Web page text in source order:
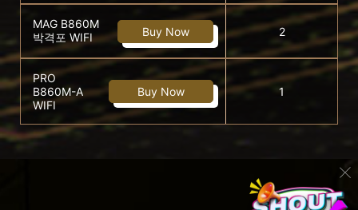
MAG B860M
박격포 WIFI
Buy Now 2
PRO
B860M-A
WIFI
Buy Now 1